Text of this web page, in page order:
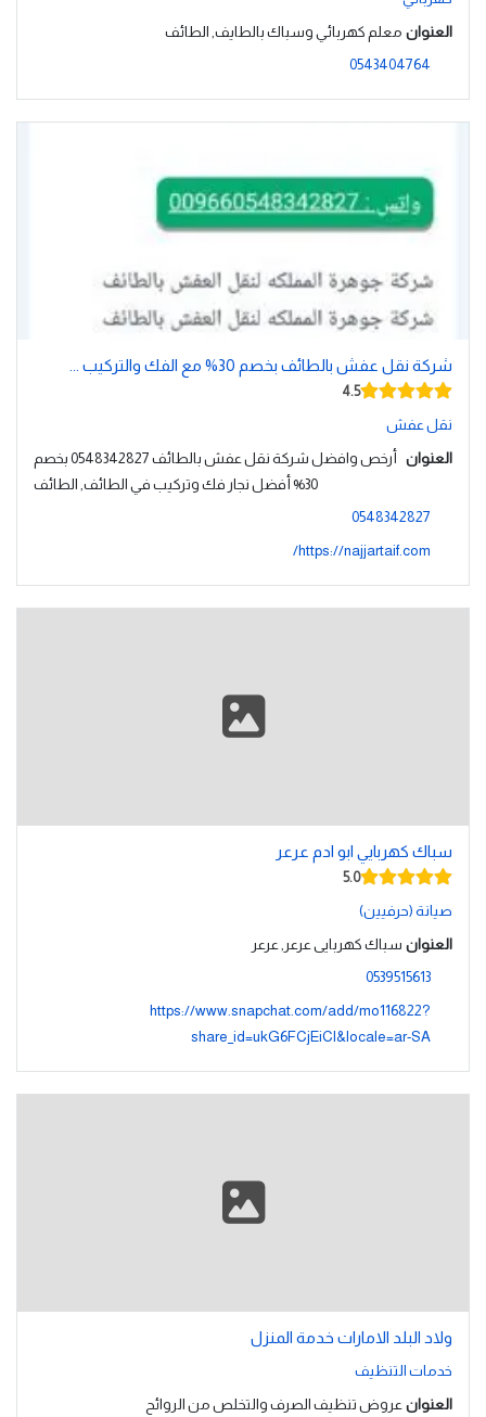
العنوان معلم كهربائي وسباك بالطايف, الطائف
0543404764
شركة نقل عفش بالطائف بخصم 30% مع الفك والتركيب ...
4.5
نقل عفش
العنوان
أرخص وافضل شركة نقل عفش بالطائف 0548342827 بخصم
30% أفضل نجار فك وتركيب في الطائف, الطائف
0548342827
https://najjartaif.com/
سباك كهربايي ابو ادم عرعر
5.0
صيانة (حرفيين)
العنوان سباك كهربايى عرعر, عرعر
0539515613
https://www.snapchat.com/add/mo116822?
share_id=ukG6FCjEiCI&locale=ar-SA
ولاد البلد الامارات خدمة المنزل
خدمات التنظيف
العنوان عروض تنظيف الصرف والتخلص من الروائح